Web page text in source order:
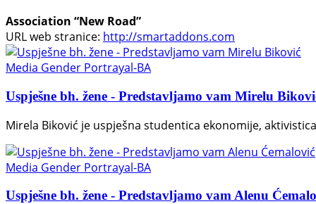
Association “New Road”
URL web stranice: http://smartaddons.com
Media Gender Portrayal-BA
Uspješne bh. žene - Predstavljamo vam Mirelu
Mirela Biković je uspješna studentica ekonomije,
Media Gender Portrayal-BA
Uspješne bh. žene - Predstavljamo vam Alenu